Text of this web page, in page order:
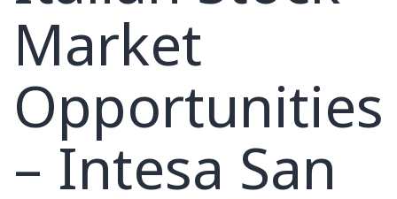
Market
Opportunities
– Intesa San